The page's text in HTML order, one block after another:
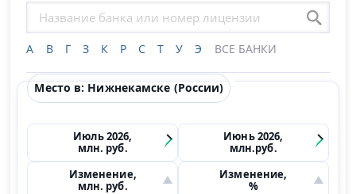
А В Г З К Р С Т У Э ВСЕ БАНКИ
Место в: Нижнекамске (России)
Июль 2026,
млн. руб.
Июнь 2026,
млн.руб.
Изменение,
млн. руб.
Изменение,
%